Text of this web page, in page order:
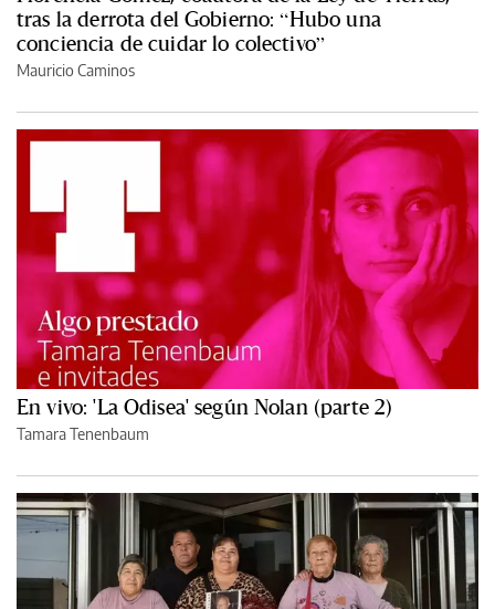
tras la derrota del Gobierno: “Hubo una
conciencia de cuidar lo colectivo”
Mauricio Caminos
En vivo: 'La Odisea' según Nolan (parte 2)
Tamara Tenenbaum